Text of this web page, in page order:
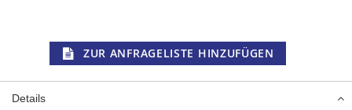
ZUR ANFRAGELISTE HINZUFÜGEN
Details